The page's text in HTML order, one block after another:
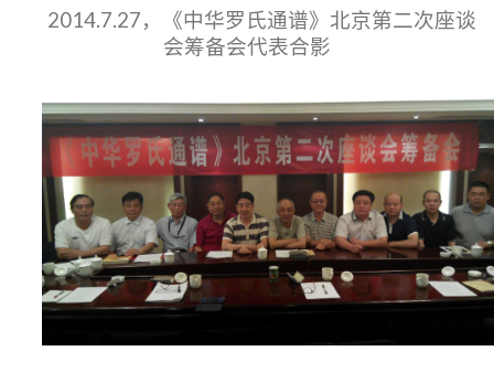
2014.7.27，《中华罗氏通谱》北京第二次座谈
会筹备会代表合影